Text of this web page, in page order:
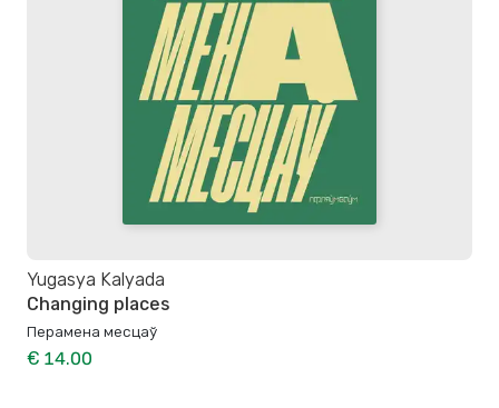
Yugasya Kalyada
Changing places
Перамена месцаў
€ 14.00